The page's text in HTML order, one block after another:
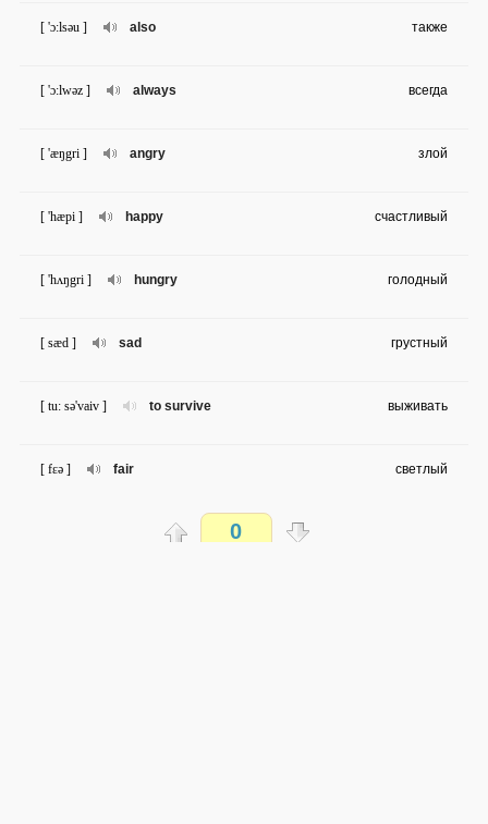
also
[ 'ɔ:lsəu ] также
always
[ 'ɔ:lwəz ] всегда
angry
[ 'æŋgri ] злой
happy
[ 'hæpi ] счастливый
hungry
[ 'hʌŋgri ] голодный
sad
[ sæd ] грустный
to survive
[ tu: sə'vaiv ] выживать
fair
[ fɛə ] светлый
0